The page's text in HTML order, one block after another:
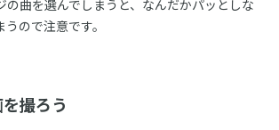
の曲を選んでしまうと、なんだかパッとしな
ので注意です。
撮ろう